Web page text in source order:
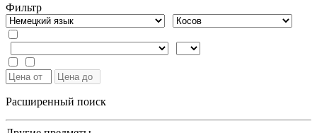
Фильтр
Расширенный поиск